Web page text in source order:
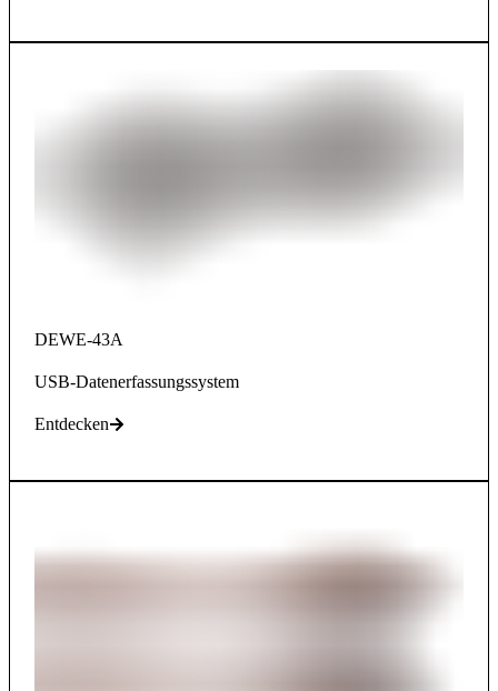
DEWE-43A
USB-Datenerfassungssystem
Entdecken